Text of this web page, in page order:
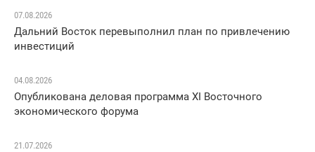
07.08.2026
Дальний Восток перевыполнил план по привлечению
инвестиций
04.08.2026
Опубликована деловая программа XI Восточного
экономического форума
21.07.2026